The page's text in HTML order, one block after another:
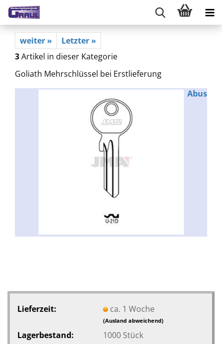
weiter »
Letzter »
3Artikel in dieser Kategorie
Goliath Mehrschlüssel bei Erstlieferung
Abus
Lieferzeit: ca. 1 Woche
(Ausland abweichend)
Lagerbestand: 1000 Stück